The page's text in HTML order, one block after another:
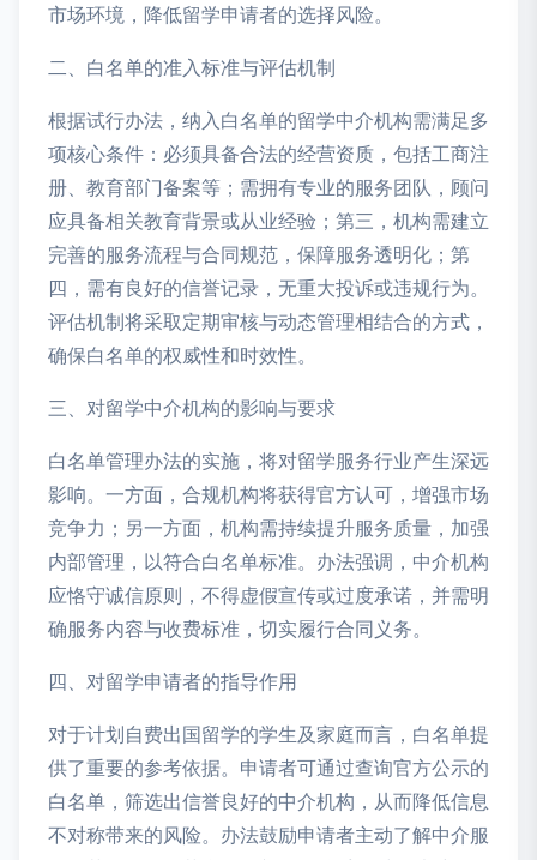
市场环境，降低留学申请者的选择风险。
二、白名单的准入标准与评估机制
根据试行办法，纳入白名单的留学中介机构需满足多
项核心条件：必须具备合法的经营资质，包括工商注
册、教育部门备案等；需拥有专业的服务团队，顾问
应具备相关教育背景或从业经验；第三，机构需建立
完善的服务流程与合同规范，保障服务透明化；第
四，需有良好的信誉记录，无重大投诉或违规行为。
评估机制将采取定期审核与动态管理相结合的方式，
确保白名单的权威性和时效性。
三、对留学中介机构的影响与要求
白名单管理办法的实施，将对留学服务行业产生深远
影响。一方面，合规机构将获得官方认可，增强市场
竞争力；另一方面，机构需持续提升服务质量，加强
内部管理，以符合白名单标准。办法强调，中介机构
应恪守诚信原则，不得虚假宣传或过度承诺，并需明
确服务内容与收费标准，切实履行合同义务。
四、对留学申请者的指导作用
对于计划自费出国留学的学生及家庭而言，白名单提
供了重要的参考依据。申请者可通过查询官方公示的
白名单，筛选出信誉良好的中介机构，从而降低信息
不对称带来的风险。办法鼓励申请者主动了解中介服